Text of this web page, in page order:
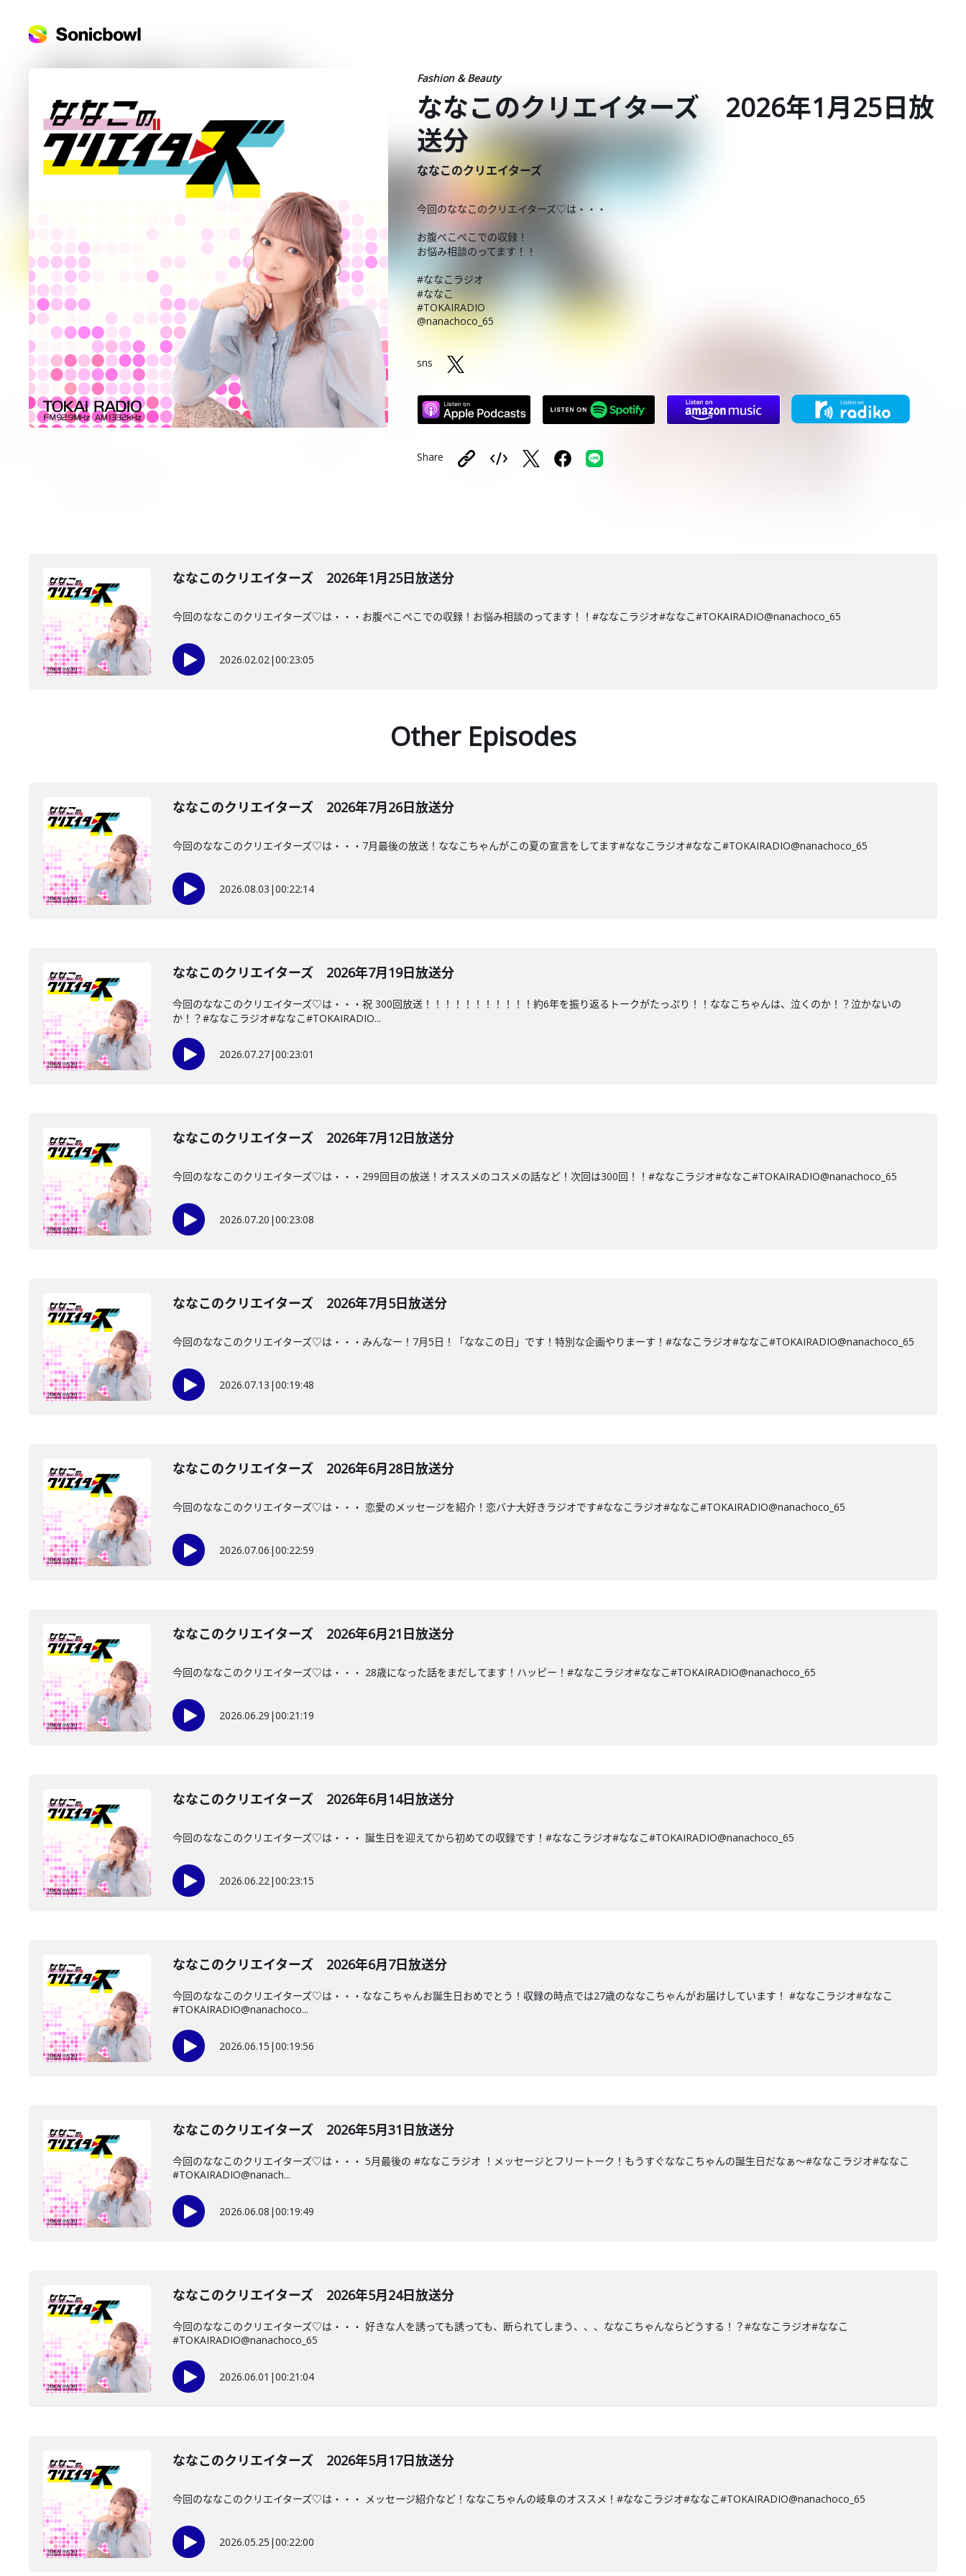
Fashion & Beauty
ななこのクリエイターズ 2026年1月25日放
送分
ななこのクリエイターズ
今回のななこのクリエイターズ♡は・・・
お腹ぺこぺこでの収録！
お悩み相談のってます！！
#ななこラジオ
#ななこ
#TOKAIRADIO
@nanachoco_65
sns
Share
ななこのクリエイターズ 2026年1月25日放送分
今回のななこのクリエイターズ♡は・・・お腹ぺこぺこでの収録！お悩み相談のってます！！#ななこラジオ#ななこ#TOKAIRADIO@nanachoco_65
2026.02.02|00:23:05
Other Episodes
ななこのクリエイターズ 2026年7月26日放送分
今回のななこのクリエイターズ♡は・・・7月最後の放送！ななこちゃんがこの夏の宣言をしてます#ななこラジオ#ななこ#TOKAIRADIO@nanachoco_65
2026.08.03 |00:22:14
ななこのクリエイターズ 2026年7月19日放送分
今回のななこのクリエイターズ♡は・・・祝 300回放送！！！！！！！！！！！約6年を振り返るトークがたっぷり！！ななこちゃんは、泣くのか！？泣かないの
か！？#ななこラジオ#ななこ#TOKAIRADIO...
2026.07.27|00:23:01
ななこのクリエイターズ 2026年7月12日放送分
今回のななこのクリエイターズ♡は・・・299回目の放送！オススメのコスメの話など！次回は300回！！#ななこラジオ#ななこ#TOKAIRADIO@nanachoco_65
2026.07.20 |00:23:08
ななこのクリエイターズ 2026年7月5日放送分
今回のななこのクリエイターズ♡は・・・みんなー！7月5日！「ななこの日」です！特別な企画やりまーす！#ななこラジオ#ななこ#TOKAIRADIO@nanachoco_65
2026.07.13 |00:19:48
ななこのクリエイターズ 2026年6月28日放送分
今回のななこのクリエイターズ♡は・・・ 恋愛のメッセージを紹介！恋バナ大好きラジオです#ななこラジオ#ななこ#TOKAIRADIO@nanachoco_65
2026.07.06 |00:22:59
ななこのクリエイターズ 2026年6月21日放送分
今回のななこのクリエイターズ♡は・・・ 28歳になった話をまだしてます！ハッピー！#ななこラジオ#ななこ#TOKAIRADIO@nanachoco_65
2026.06.29 |00:21:19
ななこのクリエイターズ 2026年6月14日放送分
今回のななこのクリエイターズ♡は・・・ 誕生日を迎えてから初めての収録です！#ななこラジオ#ななこ#TOKAIRADIO@nanachoco_65
2026.06.22|00:23:15
ななこのクリエイターズ 2026年6月7日放送分
今回のななこのクリエイターズ♡は・・・ななこちゃんお誕生日おめでとう！収録の時点では27歳のななこちゃんがお届けしています！ #ななこラジオ#ななこ
#TOKAIRADIO@nanachoco...
2026.06.15 |00:19:56
ななこのクリエイターズ 2026年5月31日放送分
今回のななこのクリエイターズ♡は・・・ 5月最後の #ななこラジオ ！メッセージとフリートーク！もうすぐななこちゃんの誕生日だなぁ〜#ななこラジオ#ななこ
#TOKAIRADIO@nanach...
2026.06.08 |00:19:49
ななこのクリエイターズ 2026年5月24日放送分
今回のななこのクリエイターズ♡は・・・ 好きな人を誘っても誘っても、断られてしまう、、、ななこちゃんならどうする！？#ななこラジオ#ななこ
#TOKAIRADIO@nanachoco_65
2026.06.01 |00:21:04
ななこのクリエイターズ 2026年5月17日放送分
今回のななこのクリエイターズ♡は・・・ メッセージ紹介など！ななこちゃんの岐阜のオススメ！#ななこラジオ#ななこ#TOKAIRADIO@nanachoco_65
2026.05.25 |00:22:00